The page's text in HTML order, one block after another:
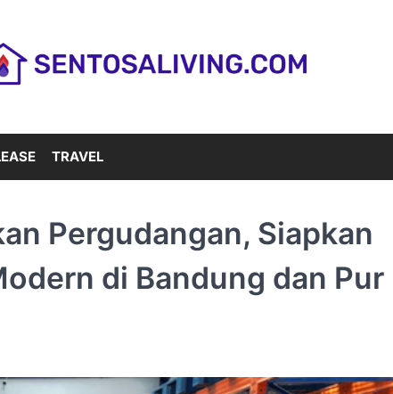
TRAVEL
Pergudangan, Siapkan
di Bandung dan Pur